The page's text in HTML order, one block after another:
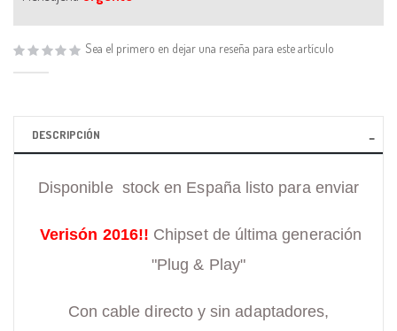
Sea el primero en dejar una reseña para este artículo
DESCRIPCIÓN
Disponible stock en España listo para enviar
Verisón 2016!! Chipset de última generación
"Plug & Play"
Con cable directo y sin adaptadores,